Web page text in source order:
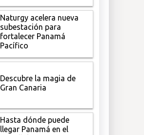
Naturgy acelera nueva
subestación para
fortalecer Panamá
Pacífico
Descubre la magia de
Gran Canaria
Hasta dónde puede
llegar Panamá en el